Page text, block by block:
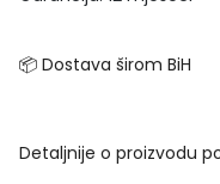
📦 Dostava širom BiH
Detaljnije o proizvodu